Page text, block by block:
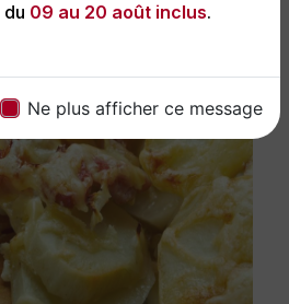
du 09 au 20 août inclus.
Ne plus afficher ce message